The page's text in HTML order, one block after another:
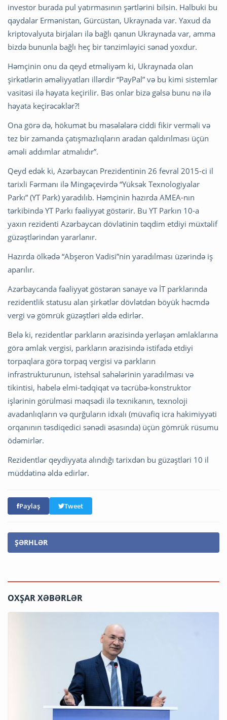
investor burada pul yatırmasının şərtlərini bilsin. Halbuki bu
qaydalar Ermənistan, Gürcüstan, Ukraynada var. Yaxud da
kriptovalyuta birjaları ilə bağlı qanun Ukraynada var, amma
bizdə bununla bağlı heç bir tənzimləyici sənəd yoxdur.
Həmçinin onu da qeyd etməliyəm ki, Ukraynada olan
şirkətlərin əməliyyatları illərdir “PayPal” və bu kimi sistemlər
vasitəsi ilə həyata keçirilir. Bəs onlar bizə gəlsə bunu nə ilə
həyata keçirəcəklər?!
Ona görə də, hökumət bu məsələlərə ciddi fikir verməli və
tez bir zamanda çatışmazlıqların aradan qaldırılması üçün
əməli addımlar atmalıdır”.
Qeyd edək ki, Azərbaycan Prezidentinin 26 fevral 2015-ci il
tarixli Fərmanı ilə Mingəçevirdə “Yüksək Texnologiyalar
Parkı” (YT Park) yaradılıb. Həmçinin hazırda AMEA-nın
tərkibində YT Parkı fəaliyyət göstərir. Bu YT Parkın 10-a
yaxın rezidenti Azərbaycan dövlətinin təqdim etdiyi müxtəlif
güzəştlərindən yararlanır.
Hazırda ölkədə “Abşeron Vadisi”nin yaradılması üzərində iş
aparılır.
Azərbaycanda fəaliyyət göstərən sənaye və İT parklarında
rezidentlik statusu alan şirkətlər dövlətdən böyük həcmdə
vergi və gömrük güzəştləri əldə edirlər.
Belə ki, rezidentlər parkların ərazisində yerləşən əmlaklarına
görə əmlak vergisi, parkların ərazisində istifadə etdiyi
torpaqlara görə torpaq vergisi və parkların
infrastrukturunun, istehsal sahələrinin yaradılması və
tikintisi, habelə elmi-tədqiqat və təcrübə-konstruktor
işlərinin görülməsi məqsədi ilə texnikanın, texnoloji
avadanlıqların və qurğuların idxalı (müvafiq icra hakimiyyəti
orqanının təsdiqedici sənədi əsasında) üçün gömrük rüsumu
ödəmirlər.
Rezidentlər qeydiyyata alındığı tarixdən bu güzəştləri 10 il
müddətinə əldə edirlər.
Paylaş Tweet
ŞƏRHLƏR
OXŞAR XƏBƏRLƏR